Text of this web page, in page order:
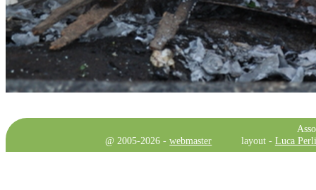
@ 2005-2026 -webmaster layout - Luca